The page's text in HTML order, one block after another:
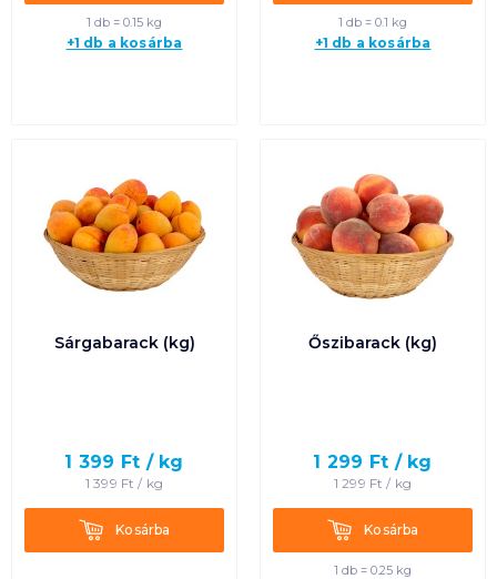
1 db = 0.15 kg
+1 db a kosárba
1 db = 0.1 kg
+1 db a kosárba
Sárgabarack (kg)
1 399 Ft / kg
1 399 Ft / kg
KosárbaKosárba
Őszibarack (kg)
1 299 Ft / kg
1 299 Ft / kg
KosárbaKosárba
1 db = 0.25 kg